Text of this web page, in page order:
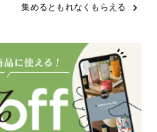
集めるともれなくもらえる chevron_right